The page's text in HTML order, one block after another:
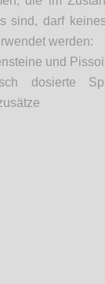
sind, darf
werden:
und
dosierte